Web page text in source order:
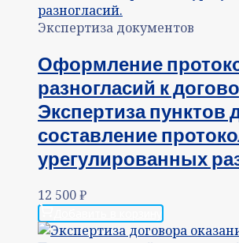
Экспертиза документов
Оформление
разногласий к
Экспертиза пунктов
составление
урегулированных
12 500₽